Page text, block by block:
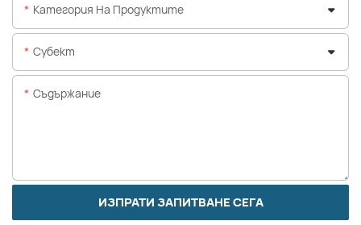
Категория На Продуктите
Субект
Съдържание
ИЗПРАТИ ЗАПИТВАНЕ СЕГА